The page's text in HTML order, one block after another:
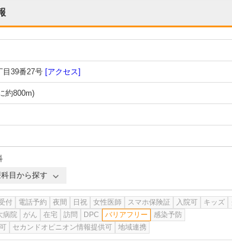
目39番27号 [アクセス]
約800m)
目から探す
付 電話予約 夜間 日祝 女性医師 スマホ保険証 入院可 キッズ
病院 がん 在宅 訪問 DPC バリアフリー
感染予防
セカンドオピニオン情報提供可 地域連携